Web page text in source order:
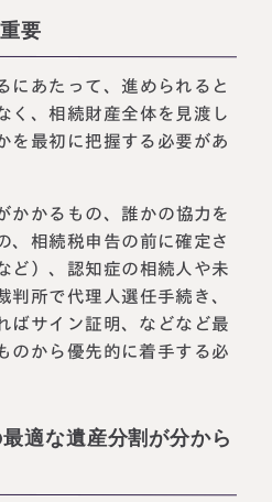
要
にあたって、進められると
く、相続財産全体を見渡し
を最初に把握する必要があ
かかるもの、誰かの協力を
、相続税申告の前に確定さ
ど）、認知症の相続人や未
判所で代理人選任手続き、
ばサイン証明、などなど最
のから優先的に着手する必
適な遺産分割が分から